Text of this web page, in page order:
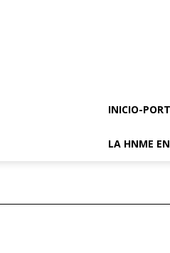
INICIO-
LA HNME